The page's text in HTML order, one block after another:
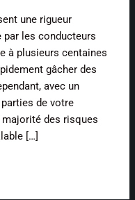
une rigueur
les conducteurs
à plusieurs centaines
gâcher des
avec un
de votre
des risques
[…]